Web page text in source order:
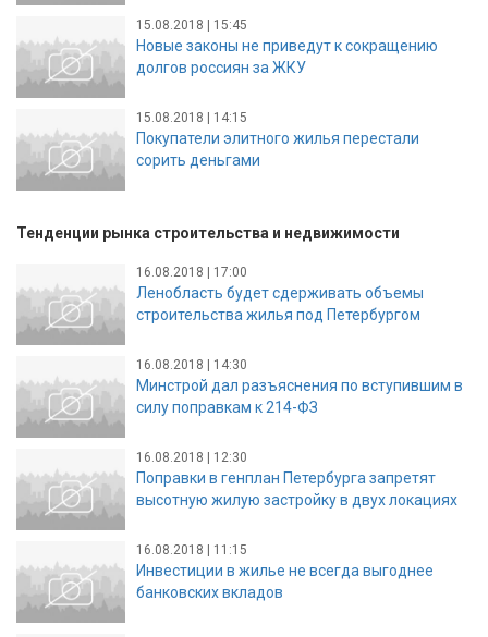
15.08.2018 | 15:45
Новые законы не приведут к сокращению
долгов россиян за ЖКУ
15.08.2018 | 14:15
Покупатели элитного жилья перестали
сорить деньгами
Тенденции рынка строительства и недвижимости
16.08.2018 | 17:00
Ленобласть будет сдерживать объемы
строительства жилья под Петербургом
16.08.2018 | 14:30
Минстрой дал разъяснения по вступившим в
силу поправкам к 214-ФЗ
16.08.2018 | 12:30
Поправки в генплан Петербурга запретят
высотную жилую застройку в двух локациях
16.08.2018 | 11:15
Инвестиции в жилье не всегда выгоднее
банковских вкладов